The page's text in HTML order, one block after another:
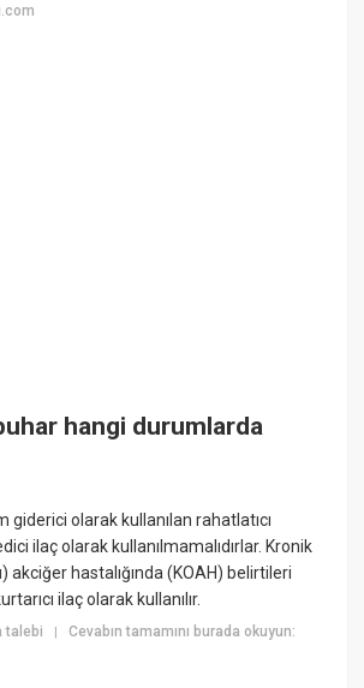
hangi durumlarda
giderici olarak kullanılan rahatlatıcı
ilaç olarak kullanılmamalıdırlar. Kronik
akciğer hastalığında (KOAH) belirtileri
ilaç olarak kullanılır.
talebi |Cevabın tamamını burada okuyun: